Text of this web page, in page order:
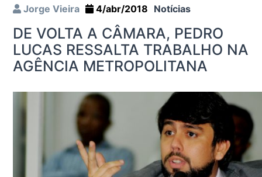
Jorge Vieira 4/abr/2018 Notícias
DE VOLTA A CÂMARA, PEDRO
LUCAS RESSALTA TRABALHO NA
AGÊNCIA METROPOLITANA